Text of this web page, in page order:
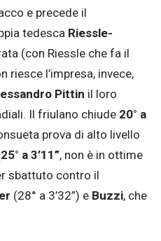
e precede il
tedesca Riessle-
(con Riessle che fa il
riesce l’impresa, invece,
Pittin il loro
Il friulano chiude 20° a
prova di alto livello
25° a 3’11”, non è in ottime
sbattuto contro il
(28° a 3’32”) e Buzzi, che